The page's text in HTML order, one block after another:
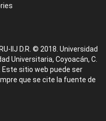
IIJ D.R. © 2018. Universidad
Universitaria, Coyoacán, C.
Este sitio web puede ser
que se cite la fuente de